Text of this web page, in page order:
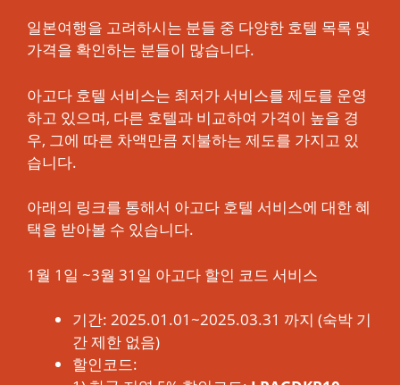
일본여행을 고려하시는 분들 중 다양한 호텔 목록 및
가격을 확인하는 분들이 많습니다.
아고다 호텔 서비스는 최저가 서비스를 제도를 운영
하고 있으며, 다른 호텔과 비교하여 가격이 높을 경
우, 그에 따른 차액만큼 지불하는 제도를 가지고 있
습니다.
아래의 링크를 통해서 아고다 호텔 서비스에 대한 혜
택을 받아볼 수 있습니다.
1월 1일 ~3월 31일 아고다 할인 코드 서비스
기간: 2025.01.01~2025.03.31 까지 (숙박 기
간 제한 없음)
할인코드: